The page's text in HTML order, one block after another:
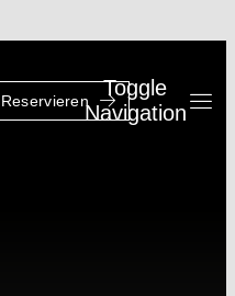
Reservieren
Toggle
Navigation